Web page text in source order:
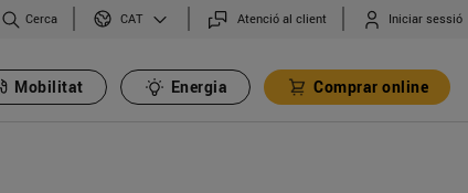
Cerca CAT Atenció al client Iniciar sessió
Mobilitat Energia Comprar online